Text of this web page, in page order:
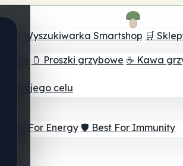
🔮 Wyszukiwarka Smartshop 🛒
🫙 Proszki grzybowe ☕ Kawa
twojego celu
⚡ Best For Energy 🛡️ Best For Immunity